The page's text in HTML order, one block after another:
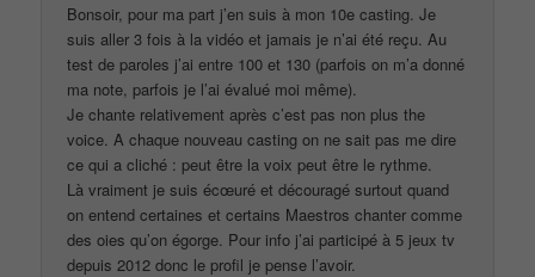
Bonsoir, pour ma part j’en suis à mon 10e casting. Je
suis aller 3 fois à la vidéo et jamais je n’ai été reçu. Au
test de paroles j’ai entre 100 et 130 (parfois on m’a donné
ma note, parfois je l’ai évalué moi même).
Je chante relativement après c’est pas non plus the
voice. A chaque nouveau casting on ne sait pas me dire
ce qui a cliché : peut être la voix peut être le rythme.
Là vraiment je suis écœuré et découragé surtout quand
on entend certaines et certains Maestros chanter comme
des oies qu’on égorge. Pour info j’ai participé à 5 jeux tv
depuis 2012 donc le profil je pense l’avoir.